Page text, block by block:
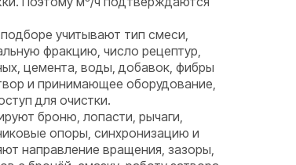
учитывают тип смеси,
фракцию, число рецептур,
цемента, воды, добавок, фибры
и принимающее оборудование,
для очистки.
броню, лопасти, рычаги,
опоры, синхронизацию и
направление вращения, зазоры,